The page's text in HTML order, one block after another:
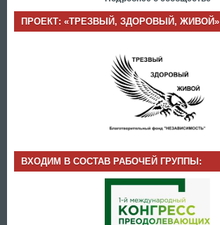
ПРОЕКТ: «ТРЕЗВЫЙ, ЗДОРОВЫЙ, ЖИВОЙ»
ВХОДИМ В СОСТАВ РАБОЧЕЙ ГРУППЫ: